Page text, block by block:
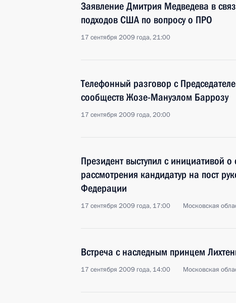
Заявление Дмитрия Медведева в
подходов США по вопросу о ПРО
17 сентября 2009 года, 21:00
Телефонный разговор с
сообществ Жозе-Мануэлом Баррозу
17 сентября 2009 года, 20:00
Президент выступил с инициативой
рассмотрения кандидатур на пост
Федерации
17 сентября 2009 года, 17:00 Московская
Встреча с наследным принцем
17 сентября 2009 года, 14:00 Московская